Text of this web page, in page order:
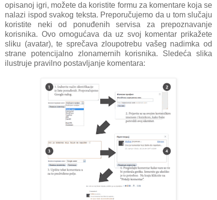
opisanoj igri, možete da koristite formu za komentare koja se
nalazi ispod svakog teksta. Preporučujemo da u tom slučaju
koristite neki od ponuđenih servisa za prepoznavanje
korisnika. Ovo omogućava da uz svoj komentar prikažete
sliku (avatar), te sprečava zloupotrebu vašeg nadimka od
strane potencijalno zlonamernih korisnika. Sledeća slika
ilustruje pravilno postavljanje komentara: